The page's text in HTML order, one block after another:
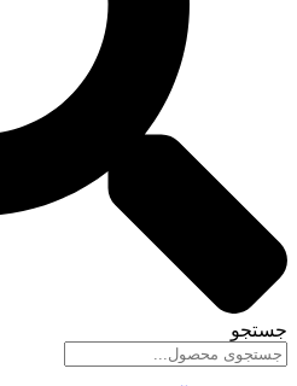
جستجو